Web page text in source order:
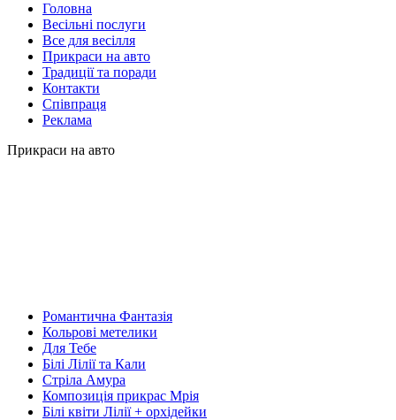
Головна
Весільні послуги
Все для весілля
Прикраси на авто
Традиції та поради
Контакти
Співпраця
Реклама
Прикраси на авто
Романтична Фантазія
Кольрові метелики
Для Тебе
Білі Лілії та Кали
Стріла Амура
Композиція прикрас Мрія
Білі квіти Лілії + орхідейки